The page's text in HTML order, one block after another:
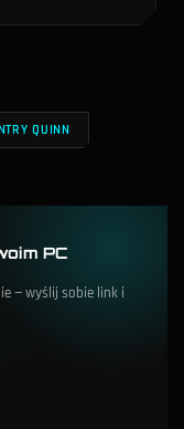
QUINN
PC
— wyślij sobie link i